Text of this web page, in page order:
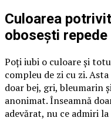
Culoarea
obosești repede
Poți iubi o culoare și
compleu de zi cu zi.
doar bej, gri, bleumarin
anonimat. Înseamnă
adevărat, nu ce admiri